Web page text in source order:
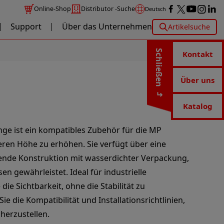
Online-Shop Distributor -Suche Deutsch
Support Über das Unternehmen Artikelsuche
Schließen Kontakt
Über uns
Katalog
ist ein kompatibles Zubehör für die MP
Höhe zu erhöhen. Sie verfügt über eine
Konstruktion mit wasserdichter Verpackung,
gewährleistet. Ideal für industrielle
Sichtbarkeit, ohne die Stabilität zu
die Kompatibilität und Installationsrichtlinien,